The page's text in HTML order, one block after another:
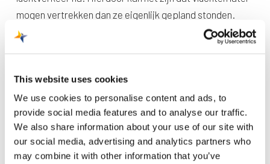
This website uses cookies
We use cookies to personalise content and ads, to
provide social media features and to analyse our traffic.
We also share information about your use of our site with
our social media, advertising and analytics partners who
may combine it with other information that you’ve
mogen vertrekken dan ze eigenlijk gepland stonden.
Recente berichten
Trainingsvlucht 4 augustus